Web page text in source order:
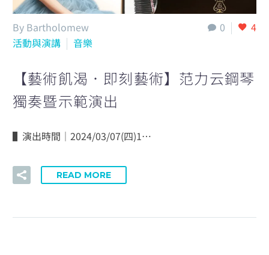
0 4
By Bartholomew
活動與演講
音樂
【藝術飢渴．即刻藝術】范力云鋼琴
獨奏暨示範演出
▌演出時間｜2024/03/07(四)1…
READ MORE